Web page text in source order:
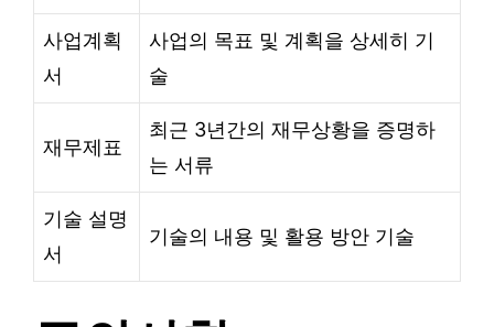
사업계획
서
사업의 목표 및 계획을 상세히 기
술
재무제표
최근 3년간의 재무상황을 증명하
는 서류
기술 설명
서
기술의 내용 및 활용 방안 기술